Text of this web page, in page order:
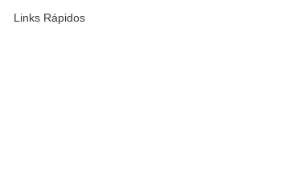
Links Rápidos